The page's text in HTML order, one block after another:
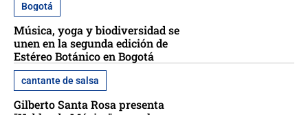
Bogotá
Música, yoga y biodiversidad se
unen en la segunda edición de
Estéreo Botánico en Bogotá
cantante de salsa
Gilberto Santa Rosa presenta